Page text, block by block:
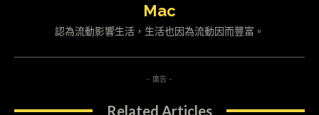
Mac
認為流動影響生活，生活也因為流動因而豐富。
- 廣告 -
Related Articles